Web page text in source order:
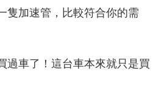
隻加速管，比較符合你的需
過車了！這台車本來就只是買